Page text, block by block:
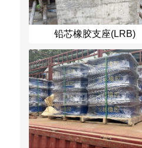
铅芯橡胶支座(LRB)